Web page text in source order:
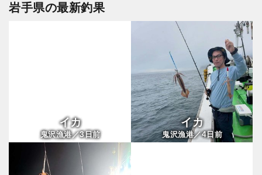
岩手県の最新釣果
イカ
鬼沢漁港／3日前
イカ
鬼沢漁港／4日前